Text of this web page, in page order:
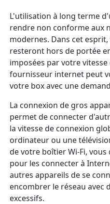
L'utilisation à long terme
rendre non conforme aux
modernes. Dans cet
resteront hors de portée
imposées par votre
fournisseur internet peut
votre box avec une
La connexion de gros
permet de connecter
la vitesse de connexion
ordinateur ou une
de votre boîtier Wi-Fi,
pour les connecter à
autres appareils de se
encombrer le réseau avec
excessifs.